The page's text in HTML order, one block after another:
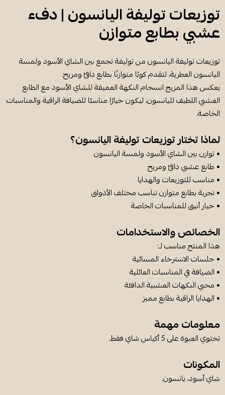
توزيعات توليفة اليانسون | دفء
عشبي بطابع متوازن
توزيعات توليفة اليانسون من توليفة تجمع بين الشاي الأسود ولمسة
اليانسون العطرية، لتقدم كوبًا متوازنًا بطابع دافئ ومريح.
يعكس هذا المزيج انسجام النكهة العميقة للشاي الأسود مع الطابع
العشبي اللطيف لليانسون، ليكون خيارًا مناسبًا للضيافة الراقية والمناسبات
الخاصة.
لماذا تختار توزيعات توليفة اليانسون؟
• توازن بين الشاي الأسود ولمسة اليانسون
• طابع عشبي دافئ ومريح
• مناسب للتوزيعات والهدايا
• تجربة بطابع متوازن تناسب مختلف الأذواق
• خيار أنيق للمناسبات الخاصة
الخصائص والاستخدامات
هذا المنتج مناسب لـ:
• جلسات الاسترخاء المسائية
• الضيافة في المناسبات العائلية
• محبي النكهات العشبية الدافئة
• الهدايا الراقية بطابع مميز
معلومات مهمة
تحتوي العبوة على 5 أكياس شاي فقط.
المكونات
شاي أسود، يانسون.